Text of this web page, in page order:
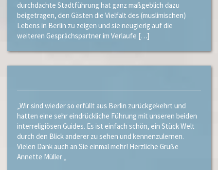
durchdachte Stadtführung hat ganz maßgeblich dazu
beigetragen, den Gästen die Vielfalt des (muslimischen)
Lebens in Berlin zu zeigen und sie neugierig auf die
weiteren Gesprächspartner im Verlaufe […]
„Wir sind wieder so erfüllt aus Berlin zurückgekehrt und
hatten eine sehr eindrückliche Führung mit unseren beiden
interreligiösen Guides. Es ist einfach schön, ein Stück Welt
durch den Blick anderer zu sehen und kennenzulernen.
Vielen Dank auch an Sie einmal mehr! Herzliche Grüße
Annette Müller „